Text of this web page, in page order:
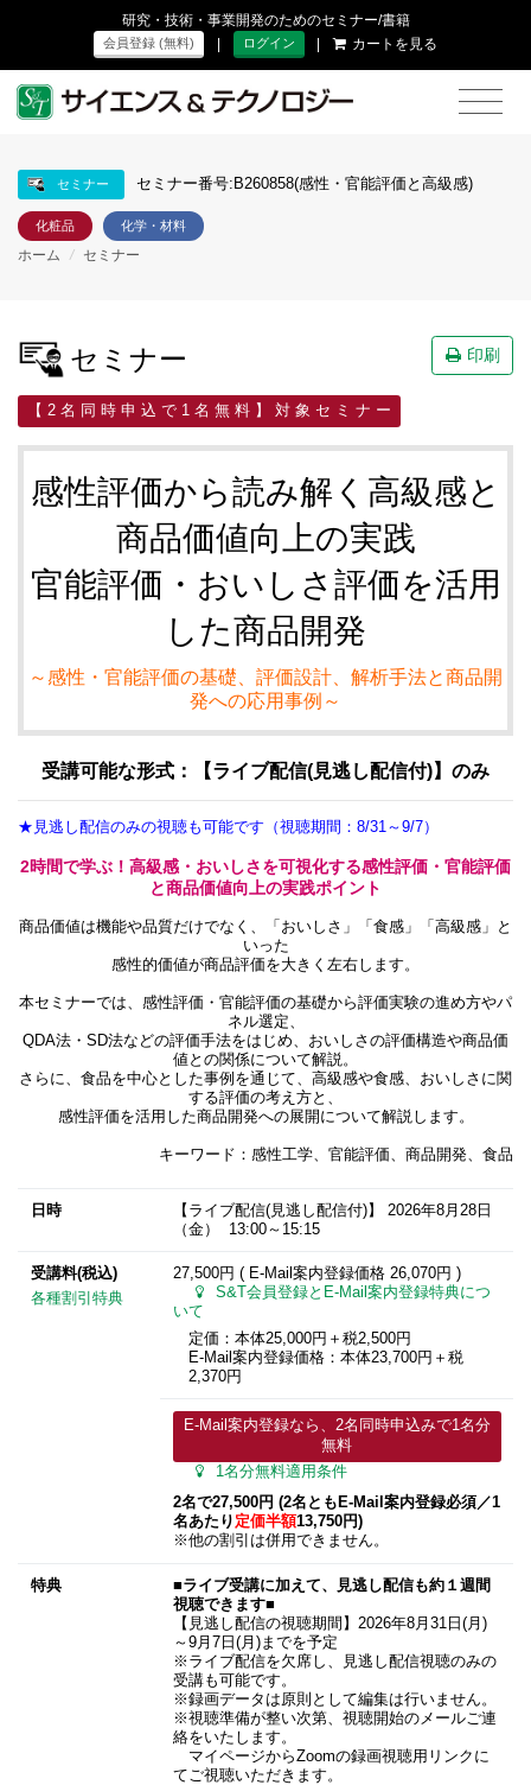
研究・技術・事業開発のためのセミナー/書籍
会員登録 (無料) | ログイン | カートを見る
セミナー セミナー番号:B260858(感性・官能評価と高級感)
化粧品 化学・材料
ホーム / セミナー
セミナー 印刷
【 2 名 同 時 申 込 で 1 名 無 料 】 対 象 セ ミ ナ ー
感性評価から読み解く高級感と
商品価値向上の実践
官能評価・おいしさ評価を活用
した商品開発
～感性・官能評価の基礎、評価設計、解析手法と商品開
発への応用事例～
受講可能な形式：【ライブ配信(見逃し配信付)】のみ
★見逃し配信のみの視聴も可能です（視聴期間：8/31～9/7）
2時間で学ぶ！高級感・おいしさを可視化する感性評価・官能評価
と商品価値向上の実践ポイント
商品価値は機能や品質だけでなく、「おいしさ」「食感」「高級感」と
いった
感性的価値が商品評価を大きく左右します。
本セミナーでは、感性評価・官能評価の基礎から評価実験の進め方やパ
ネル選定、
QDA法・SD法などの評価手法をはじめ、おいしさの評価構造や商品価
値との関係について解説。
さらに、食品を中心とした事例を通じて、高級感や食感、おいしさに関
する評価の考え方と、
感性評価を活用した商品開発への展開について解説します。
キーワード：感性工学、官能評価、商品開発、食品
日時 【ライブ配信(見逃し配信付)】
2026年8月28日
（金） 13:00～15:15
受講料(税込)
各種割引特典
27,500円 ( E-Mail案内登録価格 26,070円 )
S&T会員登録とE-Mail案内登録特典につ
いて
定価：本体25,000円＋税2,500円
E-Mail案内登録価格：本体23,700円＋税
2,370円
E-Mail案内登録なら、2名同時申込みで1名分
無料
1名分無料適用条件
2名で27,500円 (2名ともE-Mail案内登録必須​／1
名あたり 定価半額13,750円)
※他の割引は併用できません。
特典
■ライブ受講に加えて、見逃し配信も約１週間
視聴できます■
【見逃し配信の視聴期間】2026年8月31日(月)
～9月7日(月)までを予定
※ライブ配信を欠席し、見逃し配信視聴のみの
受講も可能です。
※録画データは原則として編集は行いません。
※視聴準備が整い次第、視聴開始のメールご連
絡をいたします。
マイページからZoomの録画視聴用リンクに
てご視聴いただきます。